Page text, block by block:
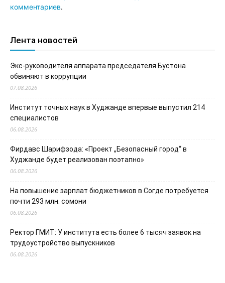
комментариев.
Лента новостей
Экс-руководителя аппарата председателя Бустона
обвиняют в коррупции
07.08.2026
Институт точных наук в Худжанде впервые выпустил 214
специалистов
06.08.2026
Фирдавс Шарифзода: «Проект „Безопасный город“ в
Худжанде будет реализован поэтапно»
06.08.2026
На повышение зарплат бюджетников в Согде потребуется
почти 293 млн. сомони
06.08.2026
Ректор ГМИТ: У института есть более 6 тысяч заявок на
трудоустройство выпускников
06.08.2026